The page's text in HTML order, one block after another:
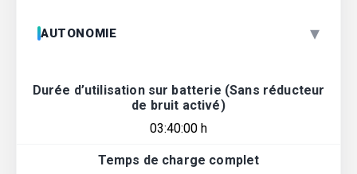
AUTONOMIE ▾
Durée d’utilisation sur batterie (Sans réducteur
de bruit activé)
03:40:00 h
Temps de charge complet